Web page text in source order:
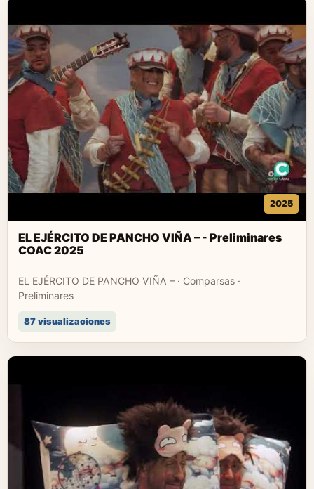
2025
EL EJÉRCITO DE PANCHO VIÑA – - Preliminares
COAC 2025
EL EJÉRCITO DE PANCHO VIÑA – · Comparsas ·
Preliminares
87 visualizaciones